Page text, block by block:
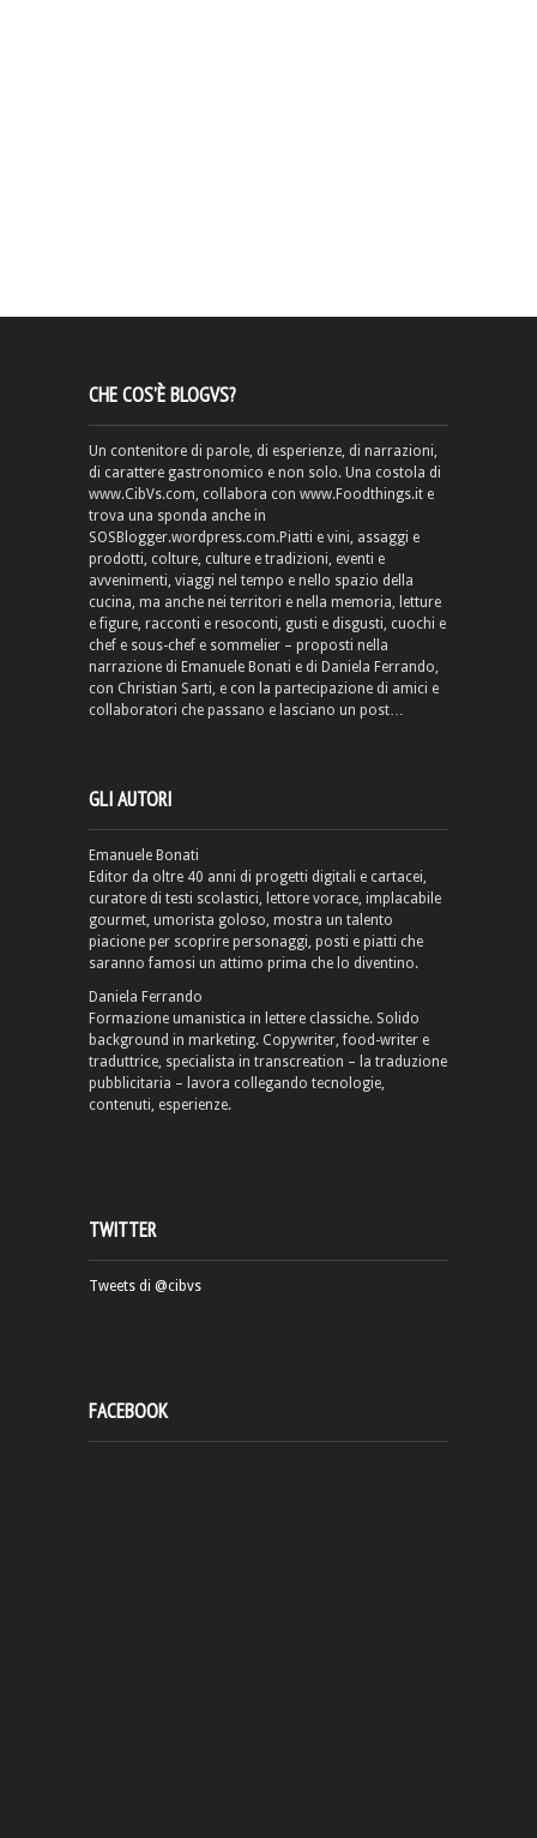
CHE COS’È BLOGVS?
Un contenitore di parole, di esperienze, di narrazioni,
di carattere gastronomico e non solo. Una costola di
www.CibVs.com, collabora con www.Foodthings.it e
trova una sponda anche in
SOSBlogger.wordpress.com.Piatti e vini, assaggi e
prodotti, colture, culture e tradizioni, eventi e
avvenimenti, viaggi nel tempo e nello spazio della
cucina, ma anche nei territori e nella memoria, letture
e figure, racconti e resoconti, gusti e disgusti, cuochi e
chef e sous-chef e sommelier – proposti nella
narrazione di Emanuele Bonati e di Daniela Ferrando,
con Christian Sarti, e con la partecipazione di amici e
collaboratori che passano e lasciano un post…
GLI AUTORI
Emanuele Bonati
Editor da oltre 40 anni di progetti digitali e cartacei,
curatore di testi scolastici, lettore vorace, implacabile
gourmet, umorista goloso, mostra un talento
piacione per scoprire personaggi, posti e piatti che
saranno famosi un attimo prima che lo diventino.
Daniela Ferrando
Formazione umanistica in lettere classiche. Solido
background in marketing. Copywriter, food-writer e
traduttrice, specialista in transcreation – la traduzione
pubblicitaria – lavora collegando tecnologie,
contenuti, esperienze.
TWITTER
Tweets di @cibvs
FACEBOOK